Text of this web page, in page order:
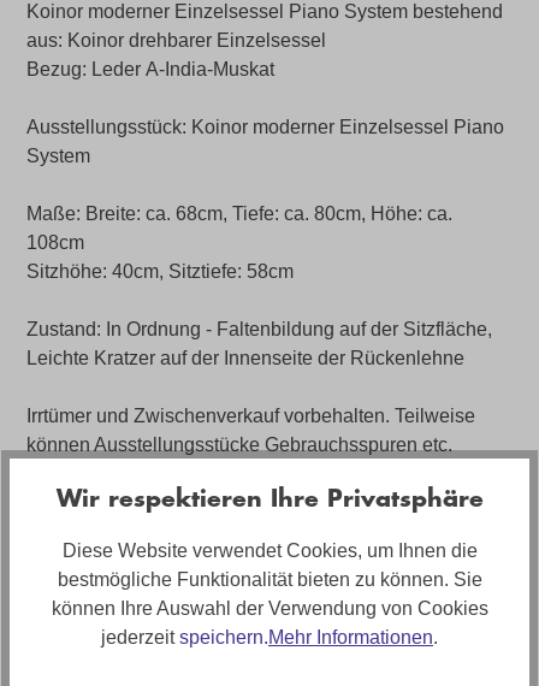
Koinor moderner Einzelsessel Piano System bestehend
aus: Koinor drehbarer Einzelsessel
Bezug: Leder A-India-Muskat
Ausstellungsstück: Koinor moderner Einzelsessel Piano
System
Maße: Breite: ca. 68cm, Tiefe: ca. 80cm, Höhe: ca.
108cm
Sitzhöhe: 40cm, Sitztiefe: 58cm
Zustand: In Ordnung - Faltenbildung auf der Sitzfläche,
Leichte Kratzer auf der Innenseite der Rückenlehne
Irrtümer und Zwischenverkauf vorbehalten. Teilweise
können Ausstellungsstücke Gebrauchsspuren etc.
nähere Informationen zu Gebrauchsspuren erhalten Sie
Artikelnummer
0160035006-A
Wir respektieren Ihre Privatsphäre
Diese Website verwendet Cookies, um Ihnen die
bestmögliche Funktionalität bieten zu können. Sie
können Ihre Auswahl der Verwendung von Cookies
jederzeitspeichern.Mehr Informationen.